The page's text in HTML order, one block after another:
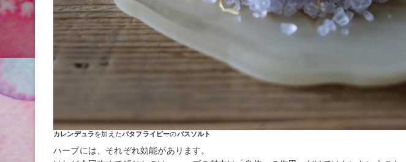
カレンデュラを加えたバタフライピーのバスソルト
ハーブには、それぞれ効能があります。